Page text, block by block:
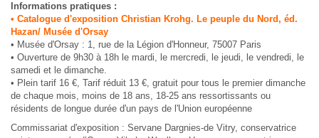
Informations pratiques :
• Catalogue d'exposition Christian Krohg. Le peuple du Nord, éd.
Hazan/ Musée d'Orsay
• Musée d'Orsay : 1, rue de la Légion d'Honneur, 75007 Paris
• Ouverture de 9h30 à 18h le mardi, le mercredi, le jeudi, le vendredi, le
samedi et le dimanche.
• Plein tarif 16 €, Tarif réduit 13 €, gratuit pour tous le premier dimanche
de chaque mois, moins de 18 ans, 18-25 ans ressortissants ou
résidents de longue durée d'un pays de l'Union européenne
Commissariat d'exposition : Servane Dargnies-de Vitry, conservatrice